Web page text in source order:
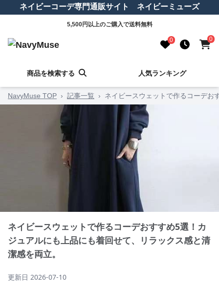
ネイビーコーデ専門通販サイト ネイビーミューズ
5,500円以上のご購入で送料無料
0 0
商品を検索する 人気ランキング
NavyMuse TOP › 記事一覧 › ネイビースウェットで作るコーデお
ネイビースウェットで作るコーデおすすめ5選！カ
ジュアルにも上品にも着回せて、リラックス感と清
潔感を両立。
更新日 2026-07-10